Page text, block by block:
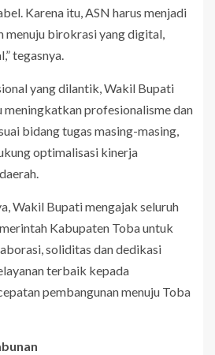
Karena itu, ASN harus menjadi
menuju birokrasi yang digital,
tegasnya.
yang dilantik, Wakil Bupati
meningkatkan profesionalisme dan
bidang tugas masing-masing,
optimalisasi kinerja
Wakil Bupati mengajak seluruh
Kabupaten Toba untuk
soliditas dan dedikasi
terbaik kepada
pembangunan menuju Toba